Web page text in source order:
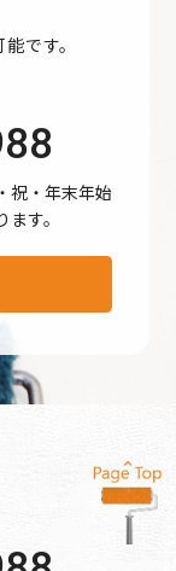
正や削除に応
されるもので
の向上のた
トの利用状況
アドレスなどの
」で収集され
。
リシーにおい
です。
祝・年末年始
す。